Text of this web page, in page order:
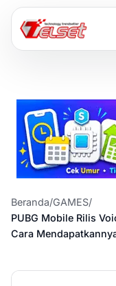
Beranda/GAMES/
PUBG Mobile Rilis
Cara